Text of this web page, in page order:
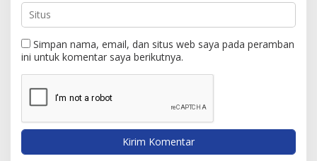
Simpan nama, email, dan situs web saya pada peramban
ini untuk komentar saya berikutnya.